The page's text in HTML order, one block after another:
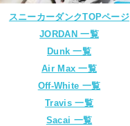
スニーカーダンクTOPページ
JORDAN 一覧
Dunk 一覧
Air Max 一覧
Off-White 一覧
Travis 一覧
Sacai 一覧